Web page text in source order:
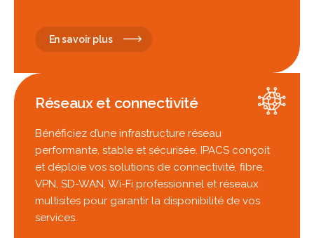
En savoir plus
Réseaux et connectivité
Bénéficiez d’une infrastructure réseau
performante, stable et sécurisée. IPACS conçoit
et déploie vos solutions de connectivité, fibre,
VPN, SD-WAN, Wi-Fi professionnel et réseaux
multisites pour garantir la disponibilité de vos
services.